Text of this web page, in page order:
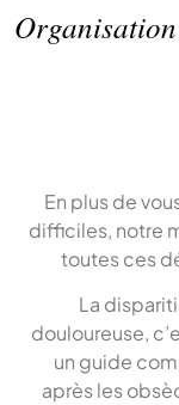
Organisation
En plus de
difficiles, notre
toutes ces
La
douloureuse,
un guide
après les